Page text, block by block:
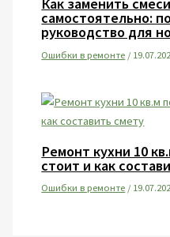
Как заменить
самостоятельно:
руководство для
Ошибки в ремонте /
Ремонт кухни 10
стоит и как
Ошибки в ремонте /